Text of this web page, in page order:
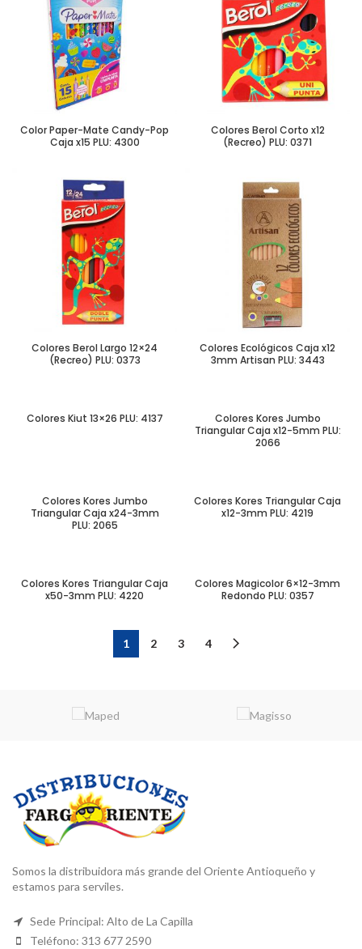
Color Paper-Mate Candy-Pop
Caja x15 PLU: 4300
Colores Berol Corto x12
(Recreo) PLU: 0371
Colores Berol Largo 12×24
(Recreo) PLU: 0373
Colores Ecológicos Caja x12
3mm Artisan PLU: 3443
Colores Kiut 13×26 PLU: 4137
Colores Kores Jumbo
Triangular Caja x12-5mm PLU:
2066
Colores Kores Jumbo
Triangular Caja x24-3mm
PLU: 2065
Colores Kores Triangular Caja
x12-3mm PLU: 4219
Colores Kores Triangular Caja
x50-3mm PLU: 4220
Colores Magicolor 6×12-3mm
Redondo PLU: 0357
1 2 3 4
Somos la distribuidora más grande del Oriente Antioqueño y
estamos para serviles.
Sede Principal: Alto de La Capilla
Teléfono: 313 677 2590